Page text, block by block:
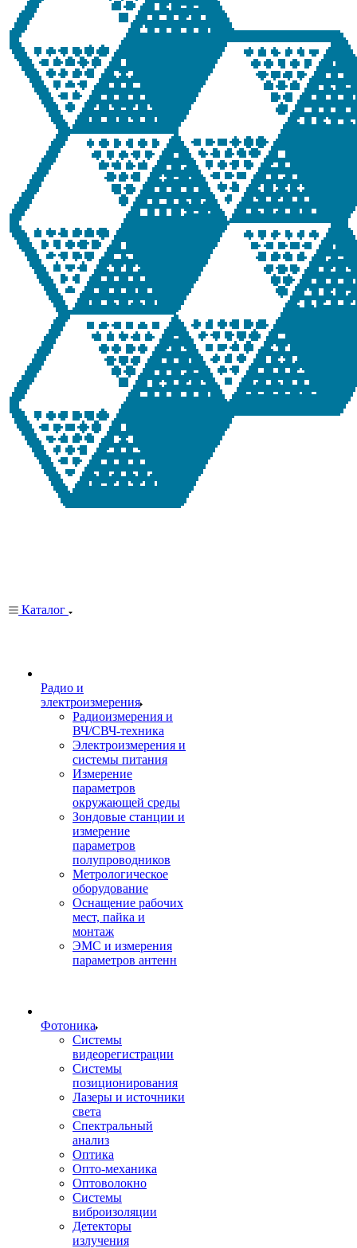
Каталог
Радио и
электроизмерения
Радиоизмерения и
ВЧ/СВЧ-техника
Электроизмерения и
системы питания
Измерение
параметров
окружающей среды
Зондовые станции и
измерение
параметров
полупроводников
Метрологическое
оборудование
Оснащение рабочих
мест, пайка и
монтаж
ЭМС и измерения
параметров антенн
Фотоника
Cистемы
видеорегистрации
Системы
позиционирования
Лазеры и источники
света
Спектральный
анализ
Оптика
Опто-механика
Оптоволокно
Системы
виброизоляции
Детекторы
излучения